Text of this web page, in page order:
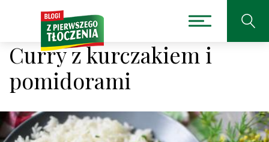
Curry z kurczakiem i
pomidorami